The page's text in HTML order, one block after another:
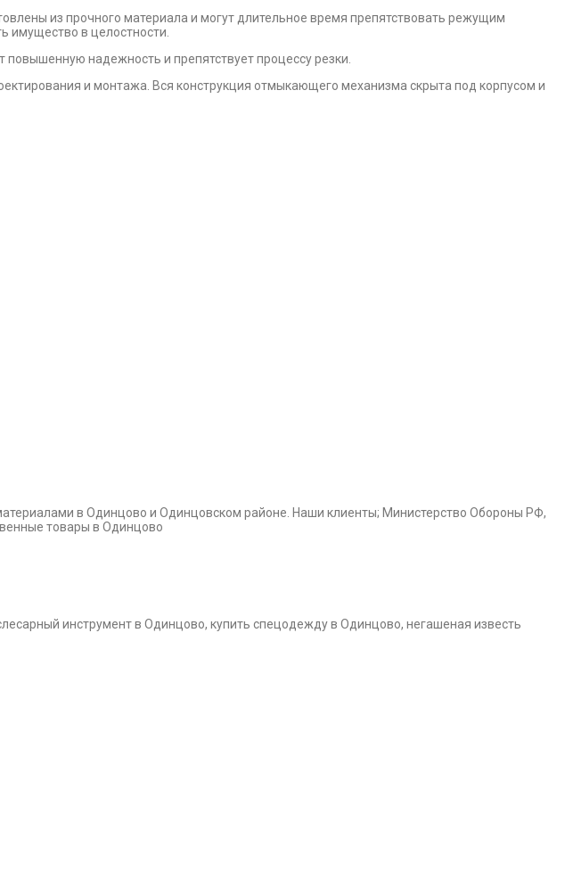
из прочного материала и могут длительное время препятствовать режущим
имущество в целостности.
надежность и препятствует процессу резки.
и монтажа. Вся конструкция отмыкающего механизма скрыта под корпусом и
в Одинцово и Одинцовском районе. Наши клиенты; Министерство Обороны РФ,
товары в Одинцово
инструмент в Одинцово, купить спецодежду в Одинцово, негашеная известь